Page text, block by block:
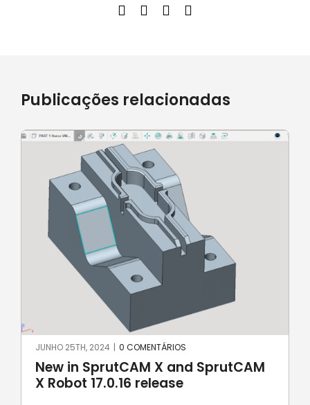
Publicações relacionadas
New in SprutCAM X and SprutCAM
X Robot 17.0.16 release
JUNHO 25TH, 2024 | 0 COMENTÁRIOS